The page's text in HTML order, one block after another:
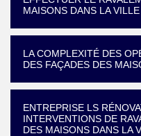
MAISONS DANS LA
LA COMPLEXITÉ DES
DES FAÇADES DES
ENTREPRISE LS
INTERVENTIONS DE
DES MAISONS DANS LA